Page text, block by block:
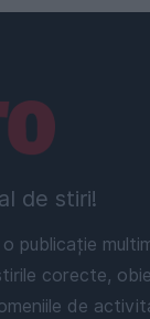
de stiri!
publicație
corecte,
de